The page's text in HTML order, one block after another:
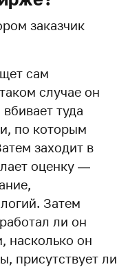
заказчик
сам
случае он
туда
по которым
заходит в
оценку —
Затем
ли он
насколько он
присутствует ли